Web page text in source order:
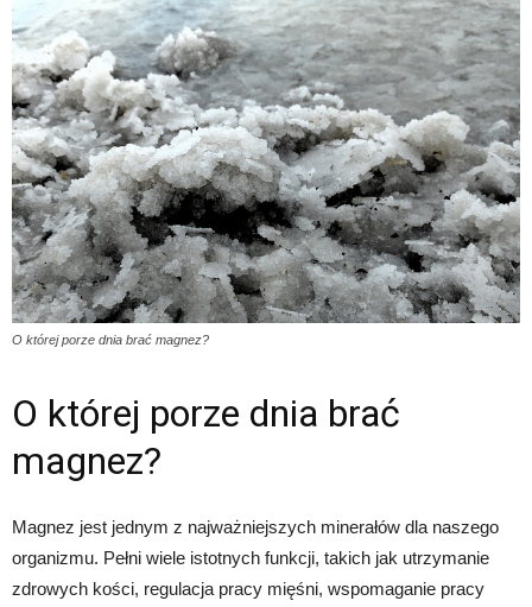
O której porze dnia brać magnez?
O której porze dnia brać
magnez?
Magnez jest jednym z najważniejszych minerałów dla naszego
organizmu. Pełni wiele istotnych funkcji, takich jak utrzymanie
zdrowych kości, regulacja pracy mięśni, wspomaganie pracy